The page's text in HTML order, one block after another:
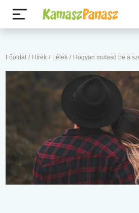
Főoldal / Hírek / Lélek / Hogyan mutasd be a